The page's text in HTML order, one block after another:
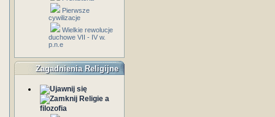
Pierwsze
cywilizacje
Wielkie rewolucje
duchowe VII - IV w.
p.n.e
Zagadnienia Religijne
Religie a
filozofia